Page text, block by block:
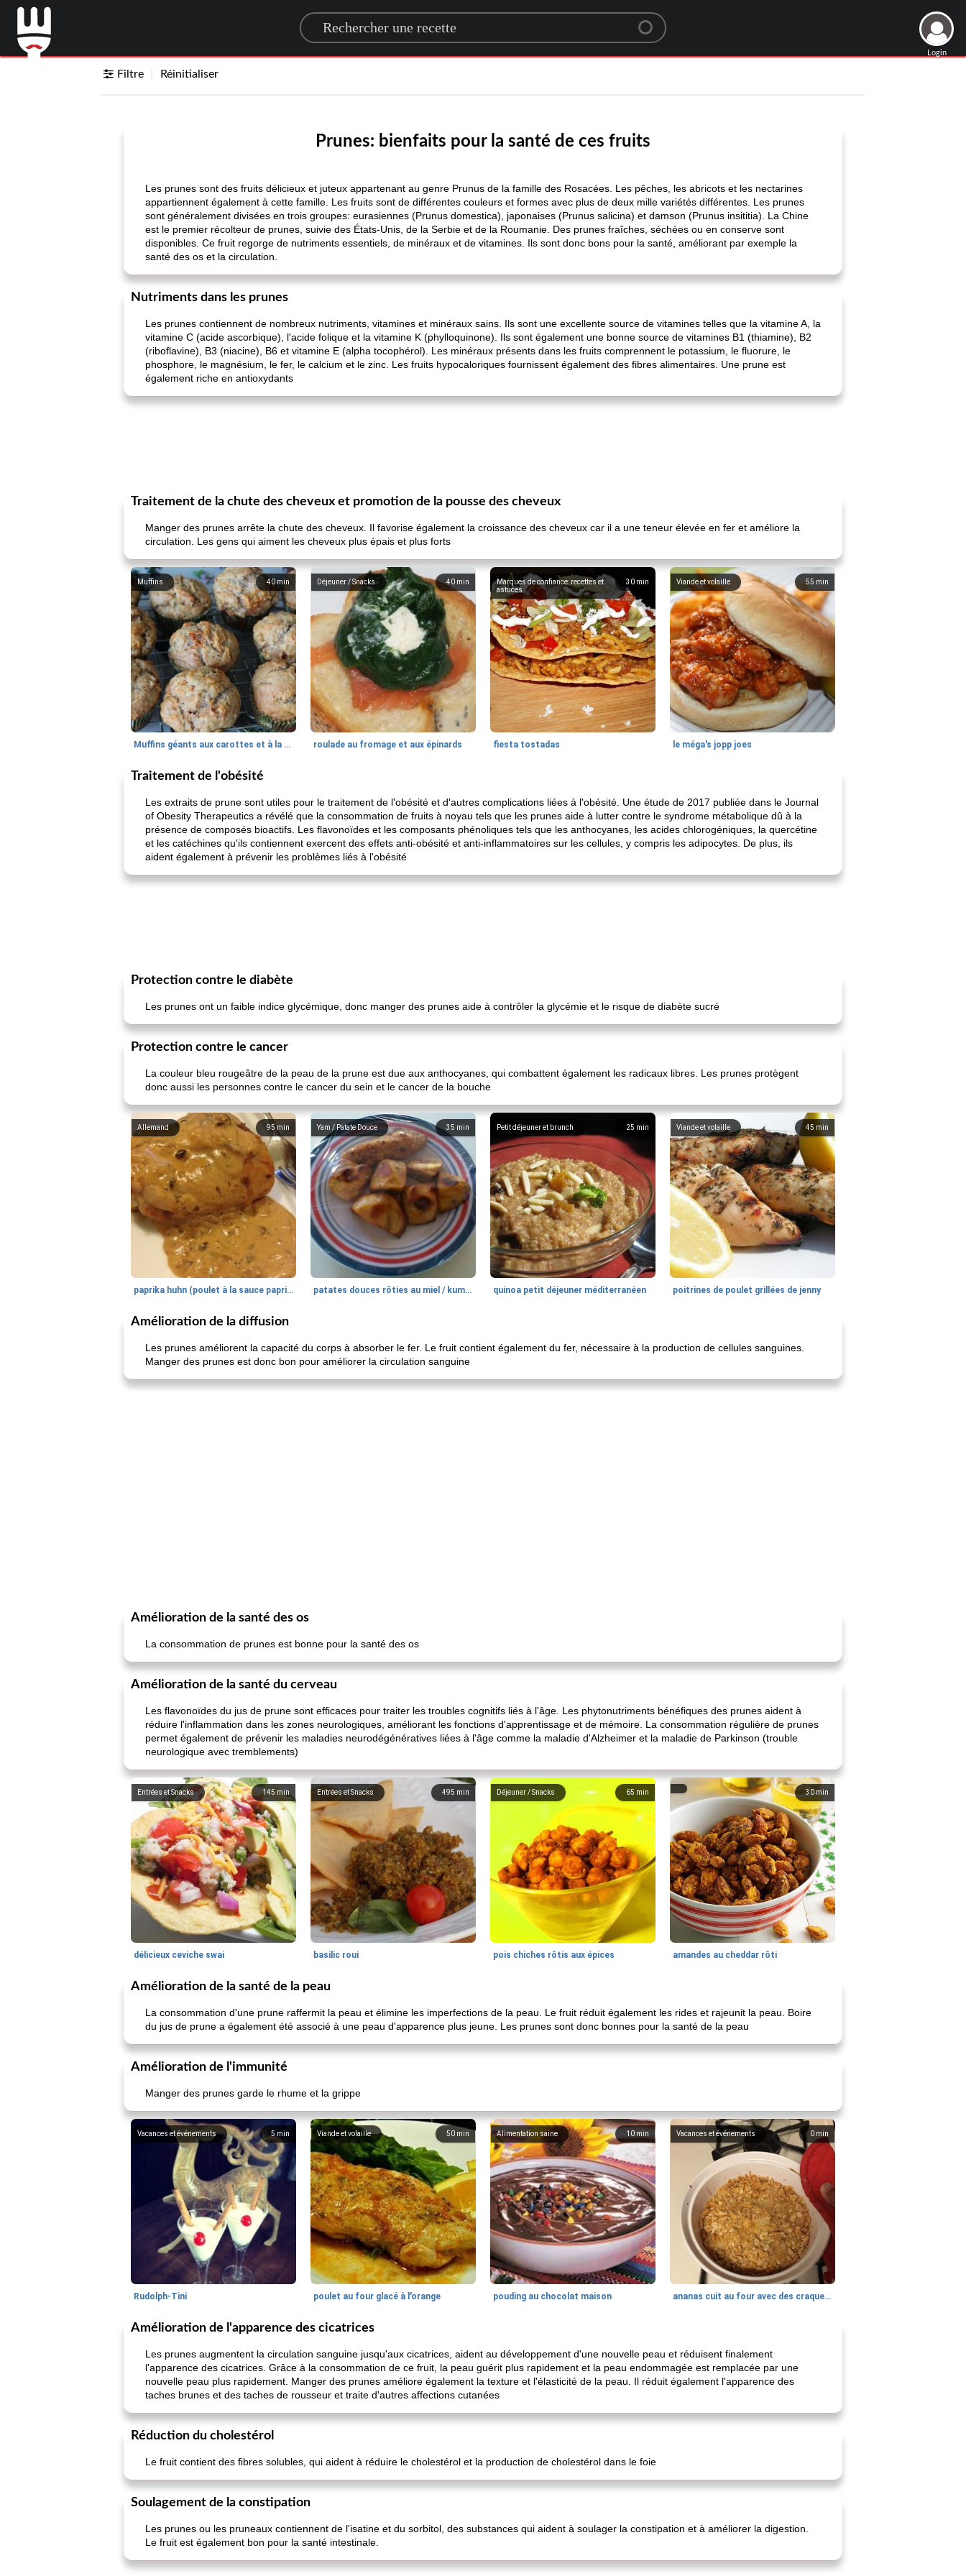
Search for a recipe
Login
Filtre Réinitialiser
Prunes: bienfaits pour la santé de ces fruits
Les prunes sont des fruits délicieux et juteux appartenant au genre Prunus de la famille des Rosacées. Les pêches, les abricots et les nectarines
appartiennent également à cette famille. Les fruits sont de différentes couleurs et formes avec plus de deux mille variétés différentes. Les prunes
sont généralement divisées en trois groupes: eurasiennes (Prunus domestica), japonaises (Prunus salicina) et damson (Prunus insititia). La Chine
est le premier récolteur de prunes, suivie des États-Unis, de la Serbie et de la Roumanie. Des prunes fraîches, séchées ou en conserve sont
disponibles. Ce fruit regorge de nutriments essentiels, de minéraux et de vitamines. Ils sont donc bons pour la santé, améliorant par exemple la
santé des os et la circulation.
Nutriments dans les prunes
Les prunes contiennent de nombreux nutriments, vitamines et minéraux sains. Ils sont une excellente source de vitamines telles que la vitamine A, la
vitamine C (acide ascorbique), l'acide folique et la vitamine K (phylloquinone). Ils sont également une bonne source de vitamines B1 (thiamine), B2
(riboflavine), B3 (niacine), B6 ​​et vitamine E (alpha tocophérol). Les minéraux présents dans les fruits comprennent le potassium, le fluorure, le
phosphore, le magnésium, le fer, le calcium et le zinc. Les fruits hypocaloriques fournissent également des fibres alimentaires. Une prune est
également riche en antioxydants
Traitement de la chute des cheveux et promotion de la pousse des cheveux
Manger des prunes arrête la chute des cheveux. Il favorise également la croissance des cheveux car il a une teneur élevée en fer et améliore la
circulation. Les gens qui aiment les cheveux plus épais et plus forts
40 min
Muffins
Muffins géants aux carottes et à la banane de Nif
40 min
Déjeuner / Snacks
roulade au fromage et aux épinards
30 min
Marques de confiance: recettes et
astuces
fiesta tostadas
55 min
Viande et volaille
le méga's jopp joes
Traitement de l'obésité
Les extraits de prune sont utiles pour le traitement de l'obésité et d'autres complications liées à l'obésité. Une étude de 2017 publiée dans le Journal
of Obesity Therapeutics a révélé que la consommation de fruits à noyau tels que les prunes aide à lutter contre le syndrome métabolique dû à la
présence de composés bioactifs. Les flavonoïdes et les composants phénoliques tels que les anthocyanes, les acides chlorogéniques, la quercétine
et les catéchines qu'ils contiennent exercent des effets anti-obésité et anti-inflammatoires sur les cellules, y compris les adipocytes. De plus, ils
aident également à prévenir les problèmes liés à l'obésité
Protection contre le diabète
Les prunes ont un faible indice glycémique, donc manger des prunes aide à contrôler la glycémie et le risque de diabète sucré
Protection contre le cancer
La couleur bleu rougeâtre de la peau de la prune est due aux anthocyanes, qui combattent également les radicaux libres. Les prunes protègent
donc aussi les personnes contre le cancer du sein et le cancer de la bouche
95min
Allemand
paprika huhn (poulet à la sauce paprika).
35 min
Yam / Patate Douce
patates douces rôties au miel / kumara
25 min
Petit déjeuner et brunch
quinoa petit déjeuner méditerranéen
45 min
Viande et volaille
poitrines de poulet grillées de jenny
Amélioration de la diffusion
Les prunes améliorent la capacité du corps à absorber le fer. Le fruit contient également du fer, nécessaire à la production de cellules sanguines.
Manger des prunes est donc bon pour améliorer la circulation sanguine
Amélioration de la santé des os
La consommation de prunes est bonne pour la santé des os
Amélioration de la santé du cerveau
Les flavonoïdes du jus de prune sont efficaces pour traiter les troubles cognitifs liés à l'âge. Les phytonutriments bénéfiques des prunes aident à
réduire l'inflammation dans les zones neurologiques, améliorant les fonctions d'apprentissage et de mémoire. La consommation régulière de prunes
permet également de prévenir les maladies neurodégénératives liées à l'âge comme la maladie d'Alzheimer et la maladie de Parkinson (trouble
neurologique avec tremblements)
145 min
Entrées et Snacks
délicieux ceviche swai
495 min
Entrées et Snacks
basilic roui
65 min
Déjeuner / Snacks
pois chiches rôtis aux épices
30min
amandes au cheddar rôti
Amélioration de la santé de la peau
La consommation d'une prune raffermit la peau et élimine les imperfections de la peau. Le fruit réduit également les rides et rajeunit la peau. Boire
du jus de prune a également été associé à une peau d'apparence plus jeune. Les prunes sont donc bonnes pour la santé de la peau
Amélioration de l'immunité
Manger des prunes garde le rhume et la grippe
5 min
Vacances et événements
Rudolph-Tini
50 min
Viande et volaille
poulet au four glacé à l'orange
10 min
Alimentation saine
pouding au chocolat maison
0 min
Vacances et événements
ananas cuit au four avec des craquelins
Amélioration de l'apparence des cicatrices
Les prunes augmentent la circulation sanguine jusqu'aux cicatrices, aident au développement d'une nouvelle peau et réduisent finalement
l'apparence des cicatrices. Grâce à la consommation de ce fruit, la peau guérit plus rapidement et la peau endommagée est remplacée par une
nouvelle peau plus rapidement. Manger des prunes améliore également la texture et l'élasticité de la peau. Il réduit également l'apparence des
taches brunes et des taches de rousseur et traite d'autres affections cutanées
Réduction du cholestérol
Le fruit contient des fibres solubles, qui aident à réduire le cholestérol et la production de cholestérol dans le foie
Soulagement de la constipation
Les prunes ou les pruneaux contiennent de l'isatine et du sorbitol, des substances qui aident à soulager la constipation et à améliorer la digestion.
Le fruit est également bon pour la santé intestinale.